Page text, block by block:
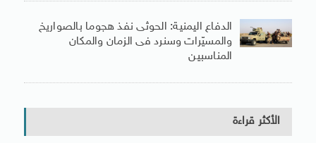
الدفاع اليمنية: الحوثى نفذ هجوما بالصواريخ
والمسيّرات وسنرد فى الزمان والمكان
المناسبين
الأكثر قراءة